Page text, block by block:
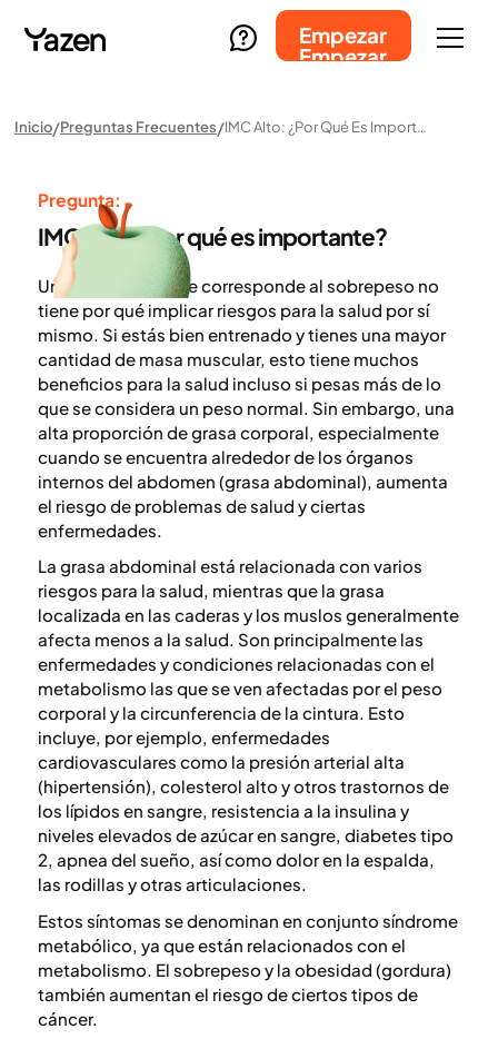
Empezar
Empezar
Inicio Preguntas Frecuentes IMC Alto: ¿por Qué Es Importante?
Pregunta:
IMC alto: ¿por qué es importante?
Un valor de IMC que corresponde al sobrepeso no
tiene por qué implicar riesgos para la salud por sí
mismo. Si estás bien entrenado y tienes una mayor
cantidad de masa muscular, esto tiene muchos
beneficios para la salud incluso si pesas más de lo
que se considera un peso normal. Sin embargo, una
alta proporción de grasa corporal, especialmente
cuando se encuentra alrededor de los órganos
internos del abdomen (grasa abdominal), aumenta
el riesgo de problemas de salud y ciertas
enfermedades.
La grasa abdominal está relacionada con varios
riesgos para la salud, mientras que la grasa
localizada en las caderas y los muslos generalmente
afecta menos a la salud. Son principalmente las
enfermedades y condiciones relacionadas con el
metabolismo las que se ven afectadas por el peso
corporal y la circunferencia de la cintura. Esto
incluye, por ejemplo, enfermedades
cardiovasculares como la presión arterial alta
(hipertensión), colesterol alto y otros trastornos de
los lípidos en sangre, resistencia a la insulina y
niveles elevados de azúcar en sangre, diabetes tipo
2, apnea del sueño, así como dolor en la espalda,
las rodillas y otras articulaciones.
Estos síntomas se denominan en conjunto síndrome
metabólico, ya que están relacionados con el
metabolismo. El sobrepeso y la obesidad (gordura)
también aumentan el riesgo de ciertos tipos de
cáncer.